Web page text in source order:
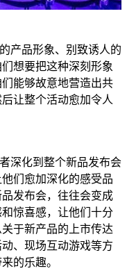
产品形象、别致诱人的
想要把这种深刻形象
能够故意地营造出共
让整个活动愈加令人
深化到整个新品发布会
们愈加深化的感受品
发布会，往往会变成
惊喜感，让他们十分
于新产品的上市传达
、现场互动游戏等方
的乐趣。